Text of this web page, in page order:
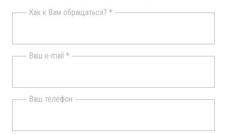
Как к Вам обращаться? *
Ваш e-mail *
Ваш телефон